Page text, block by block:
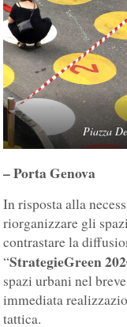
Piazza
– Porta Genova
In risposta alla
riorganizzare gli
contrastare la
“StrategieGreen
spazi urbani nel
immediata
tattica.